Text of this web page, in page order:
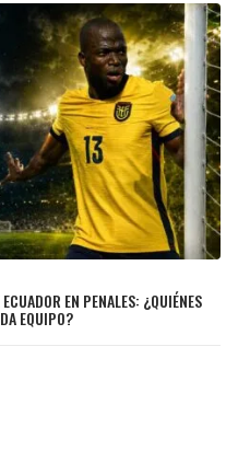
EN PENALES: ¿QUIÉNES
EQUIPO?